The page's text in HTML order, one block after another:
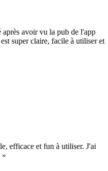
avoir vu la pub de l'app
super claire, facile à utiliser et
efficace et fun à utiliser. J'ai
»